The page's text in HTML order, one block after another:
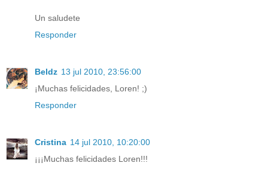
Un saludete
Responder
Beldz 13 jul 2010, 23:56:00
¡Muchas felicidades, Loren! ;)
Responder
Cristina 14 jul 2010, 10:20:00
¡¡¡Muchas felicidades Loren!!!